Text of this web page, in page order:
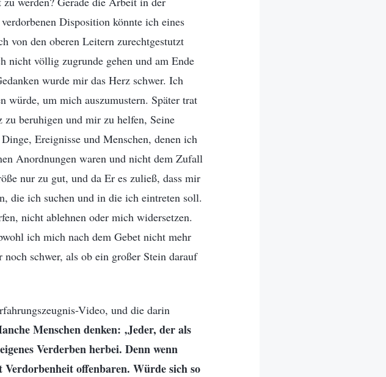
Disposition könnte ich eines
von den oberen Leitern zurechtgestutzt
nicht völlig zugrunde gehen und am Ende
wurde mir das Herz schwer. Ich
würde, um mich auszumustern. Später trat
beruhigen und mir zu helfen, Seine
Ereignisse und Menschen, denen ich
Anordnungen waren und nicht dem Zufall
nur zu gut, und da Er es zuließ, dass mir
die ich suchen und in die ich eintreten soll.
nicht ablehnen oder mich widersetzen.
ich mich nach dem Gebet nicht mehr
schwer, als ob ein großer Stein darauf
Video, und die darin
Menschen denken: ‚Jeder, der als
Verderben herbei. Denn wenn
offenbaren. Würde sich so